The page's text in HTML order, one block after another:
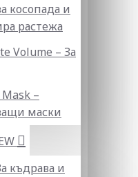
косопада и
растежа
Volume – За
–
маски
къдрава и